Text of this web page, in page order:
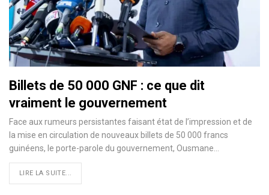
Billets de 50 000 GNF : ce que dit
vraiment le gouvernement
Face aux rumeurs persistantes faisant état de l’impression et de
la mise en circulation de nouveaux billets de 50 000 francs
guinéens, le porte-parole du gouvernement, Ousmane…
LIRE LA SUITE...